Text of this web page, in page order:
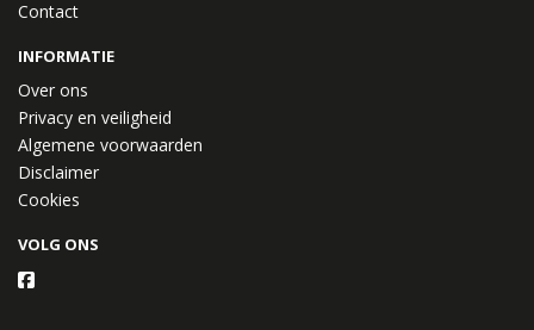
Contact
INFORMATIE
Over ons
Privacy en veiligheid
Algemene voorwaarden
Disclaimer
Cookies
VOLG ONS